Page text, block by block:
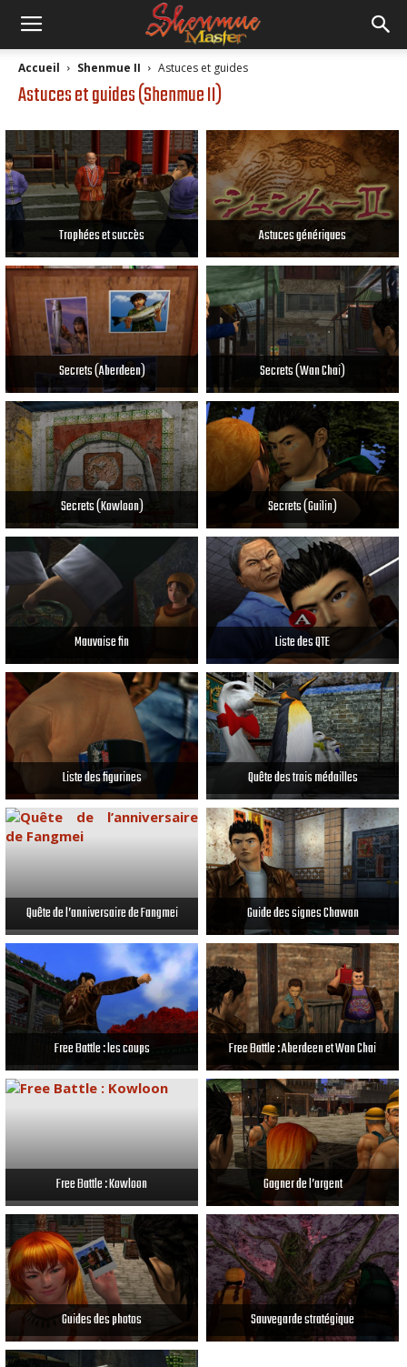
Accueil Shenmue II Astuces et guides
Astuces et guides (Shenmue II)
Trophées et succès Astuces génériques
Secrets (Aberdeen) Secrets (Wan Chai)
Secrets (Kowloon) Secrets (Guilin)
Mauvaise fin Liste des QTE
Liste des figurines Quête des trois médailles
Quête de l’anniversaire de Fangmei Guide des signes Chawan
Free Battle : les coups Free Battle : Aberdeen et Wan Chai
Free Battle : Kowloon Gagner de l’argent
Guides des photos Sauvegarde stratégique